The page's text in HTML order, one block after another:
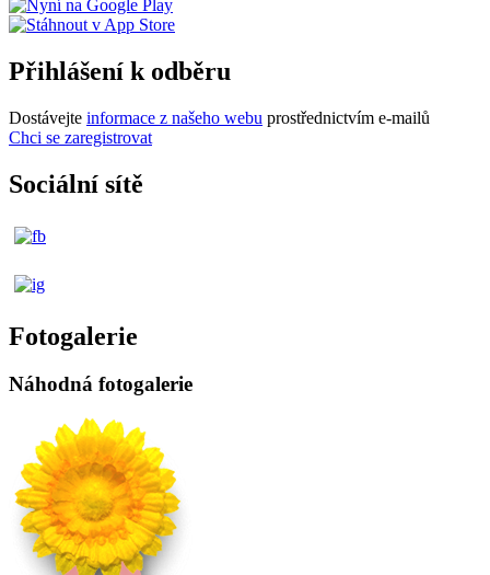
Přihlášení k odběru
Dostávejte informace z našeho webu prostřednictvím e-mailů
Chci se zaregistrovat
Sociální sítě
Fotogalerie
Náhodná fotogalerie